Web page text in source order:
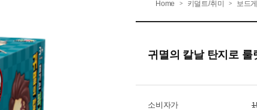
Home > 키덜트/취미 > 보드
귀멸의 칼날 탄지로 룰
소비자가